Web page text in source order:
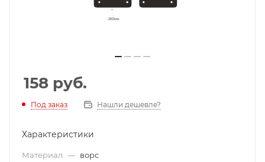
158 руб.
Под заказ Нашли дешевле?
Характеристики
Материал — ворс